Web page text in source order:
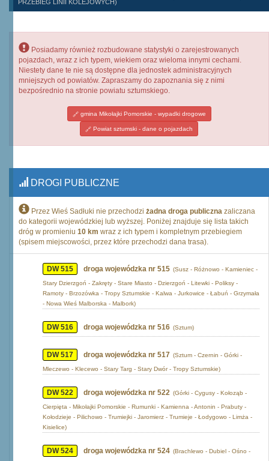
PRZEBIEG LINII KOLEJOWYCH)
Posiadamy również rozbudowane statystyki o zarejestrowanych
pojazdach, wraz z ich typem, wiekiem oraz wieloma innymi cechami.
Niestety dane te nie są dostępne dla jednostek administracyjnych
mniejszych od powiatów. Zapraszamy do zapoznania się z nimi
bezpośrednio na stronie powiatu sztumskiego.
gmina Mikołajki Pomorskie - wypadki drogowe
Powiat sztumski - dane o pojazdach
DROGI PUBLICZNE
Przez Wieś Sadłuki nie przechodzi żadna droga publiczna zaliczana
do kategorii wojewódzkiej lub wyższej. Poniżej znajduje się lista takich
dróg w promieniu 10 km wraz z ich typem i kompletnym przebiegiem
(spisem miejscowości, przez które przechodzi dana trasa).
DW 515 droga wojewódzka nr 515 (Susz - Różnowo - Kamieniec -
Stary Dzierzgoń - Zakręty - Stare Miasto - Dzierzgoń - Litewki - Poliksy -
Ramoty - Brzozówka - Tropy Sztumskie - Kalwa - Jurkowice - Łabuń - Grzymała
- Nowa Wieś Malborska - Malbork)
DW 516 droga wojewódzka nr 516 (Sztum)
DW 517 droga wojewódzka nr 517 (Sztum - Czernin - Górki -
Mleczewo - Klecewo - Stary Targ - Stary Dwór - Tropy Sztumskie)
DW 522 droga wojewódzka nr 522 (Górki - Cygusy - Kołoząb -
Cierpięta - Mikołajki Pomorskie - Rumunki - Kamienna - Antonin - Prabuty -
Kołodzieje - Pilichowo - Trumiejki - Jaromierz - Trumieje - Łodygowo - Limża -
Kisielice)
DW 524 droga wojewódzka nr 524 (Brachlewo - Dubiel - Ośno -